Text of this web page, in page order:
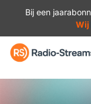
Bij een
Wij